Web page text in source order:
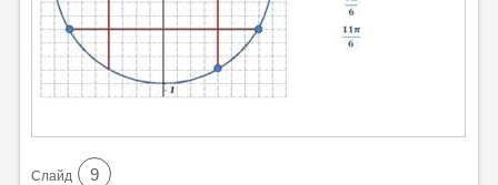
Cлайд 9